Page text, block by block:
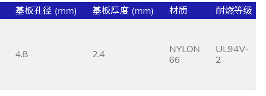
基板孔径 (mm) 基板厚度 (mm) 材质 耐燃等级
4.8 2.4
NYLON
66
UL94V-
2